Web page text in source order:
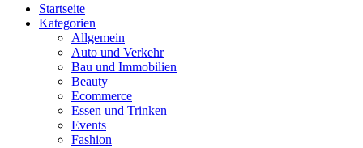
Startseite
Kategorien
Allgemein
Auto und Verkehr
Bau und Immobilien
Beauty
Ecommerce
Essen und Trinken
Events
Fashion